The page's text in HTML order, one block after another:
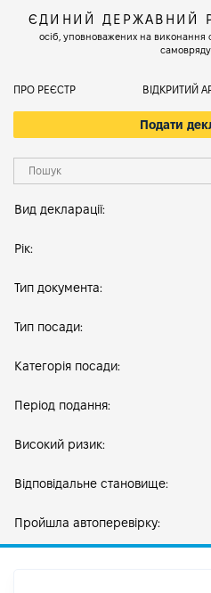
ЄДИНИЙ ДЕРЖАВНИЙ
осіб, уповноважених на виконання
ПРО РЕЄСТР ВІДКРИТИЙ
Подати
Вид декларації:
Рік:
Тип документа:
Тип посади:
Категорія посади:
Період подання:
Високий ризик:
Відповідальне становище:
Пройшла автоперевірку: